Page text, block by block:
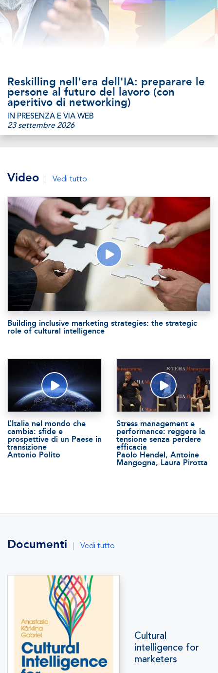
Reskilling nell'era dell'IA: preparare le
persone al futuro del lavoro (con
aperitivo di networking)
IN PRESENZA E VIA WEB
23 settembre 2026
Video Vedi tutto
Building inclusive marketing strategies: the strategic
role of cultural intelligence
L’Italia nel mondo che
cambia: sfide e
prospettive di un Paese in
transizione
Antonio Polito
Stress management e
performance: reggere la
tensione senza perdere
efficacia
Paolo Hendel, Antoine
Mangogna, Laura Pirotta
Documenti Vedi tutto
Cultural
intelligence for
marketers